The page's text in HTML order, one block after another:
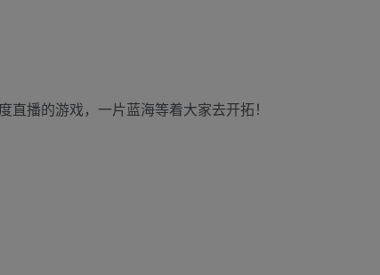
播的游戏，一片蓝海等着大家去开拓！